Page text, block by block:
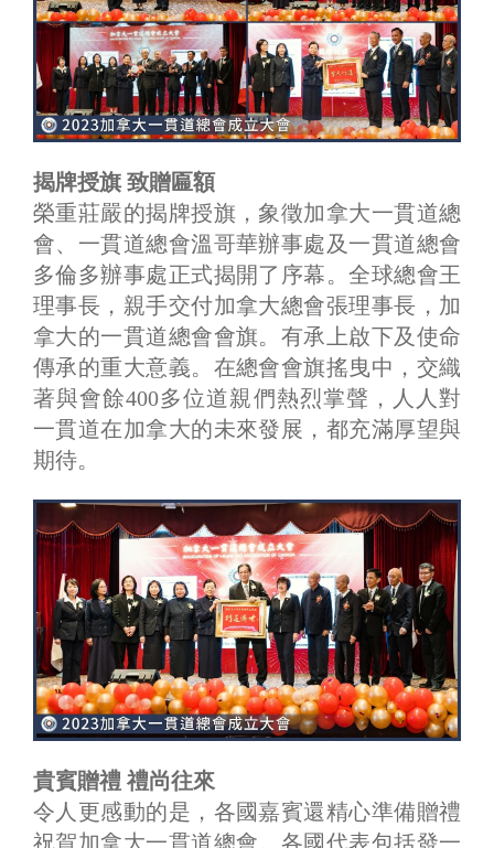
揭牌授旗 致贈匾額
榮重莊嚴的揭牌授旗，象徵加拿大一貫道總
會、一貫道總會溫哥華辦事處及一貫道總會
多倫多辦事處正式揭開了序幕。全球總會王
理事長，親手交付加拿大總會張理事長，加
拿大的一貫道總會會旗。有承上啟下及使命
傳承的重大意義。在總會會旗搖曳中，交織
著與會餘400多位道親們熱烈掌聲，人人對
一貫道在加拿大的未來發展，都充滿厚望與
期待。
貴賓贈禮 禮尚往來
令人更感動的是，各國嘉賓還精心準備贈禮
祝賀加拿大一貫道總會。各國代表包括發一